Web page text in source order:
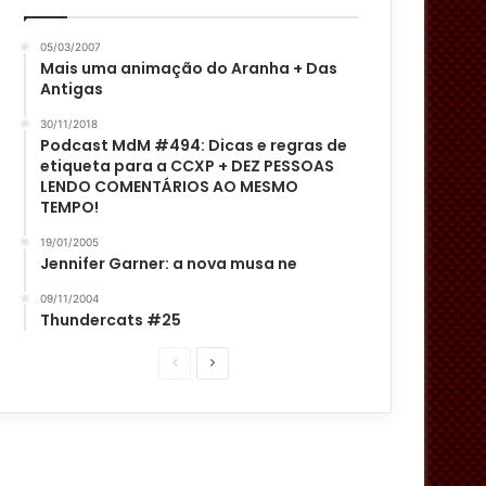
05/03/2007
Mais uma animação do Aranha + Das
Antigas
30/11/2018
Podcast MdM #494: Dicas e regras de
etiqueta para a CCXP + DEZ PESSOAS
LENDO COMENTÁRIOS AO MESMO
TEMPO!
19/01/2005
Jennifer Garner: a nova musa ne
09/11/2004
Thundercats #25